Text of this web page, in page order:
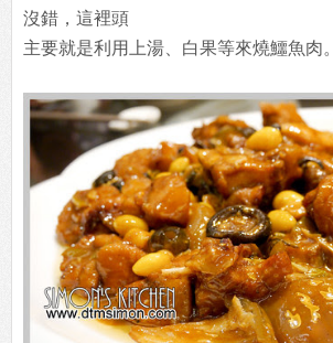
沒錯，這裡頭
主要就是利用上湯、白果等來燒鱷魚肉。